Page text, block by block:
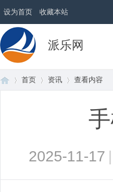
设为首页 收藏本站
派乐网
首页 资讯 查看内容
2025-11-17 |